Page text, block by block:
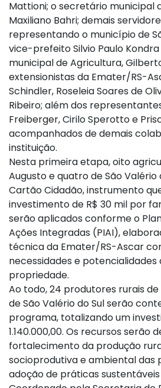
Mattioni; o secretário municipal
Maxiliano Bahri; demais
representando o município de
vice-prefeito Silvio Paulo
municipal de Agricultura,
extensionistas da Emater/RS-
Schindler, Roseleia Soares de
Ribeiro; além dos
Freiberger, Cirilo Sperotto e
acompanhados de demais
instituição.
Nesta primeira etapa, oito
Augusto e quatro de São
Cartão Cidadão, instrumento
investimento de R$ 30 mil por
serão aplicados conforme o
Ações Integradas (PIAI),
técnica da Emater/RS-Ascar
necessidades e potencialidades
propriedade.
Ao todo, 24 produtores rurais de
de São Valério do Sul serão
programa, totalizando um
1.140.000,00. Os recursos serão
fortalecimento da produção
socioprodutiva e ambiental das
adoção de práticas